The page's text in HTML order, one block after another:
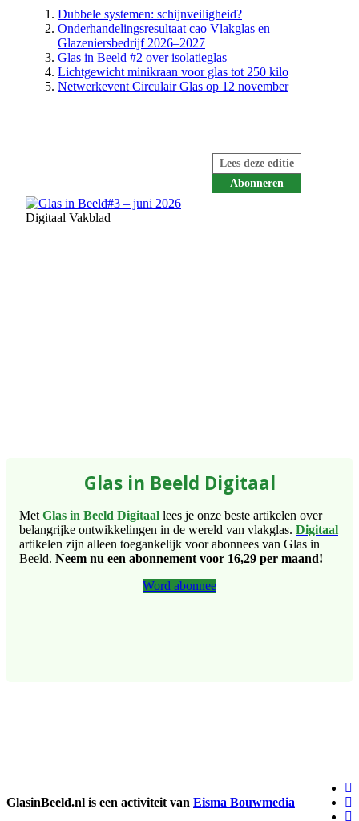
Dubbele systemen: schijnveiligheid?
Onderhandelingsresultaat cao Vlakglas en
Glazeniersbedrijf 2026–2027
Glas in Beeld #2 over isolatieglas
Lichtgewicht minikraan voor glas tot 250 kilo
Netwerkevent Circulair Glas op 12 november
Digitaal Vakblad
Lees deze editie
Abonneren
Glas in Beeld Digitaal
Met Glas in Beeld Digitaal lees je onze beste artikelen over
belangrijke ontwikkelingen in de wereld van vlakglas. Digitaal
artikelen zijn alleen toegankelijk voor abonnees van Glas in
Beeld. Neem nu een abonnement voor 16,29 per maand!
Word abonnee
GlasinBeeld.nl is een activiteit van Eisma Bouwmedia